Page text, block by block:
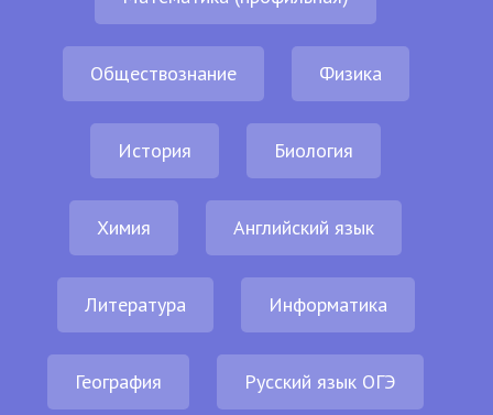
Обществознание Физика
История Биология
Химия Английский язык
Литература Информатика
География Русский язык ОГЭ